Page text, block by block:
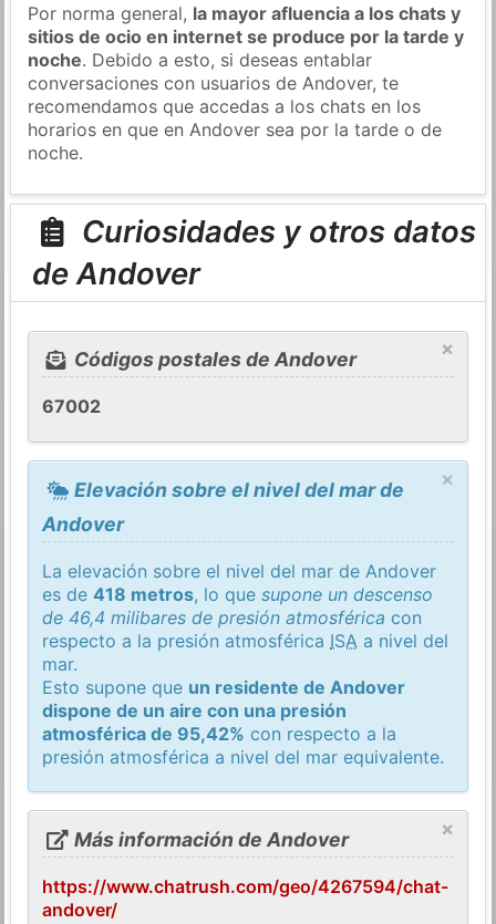
Por norma general, la mayor afluencia a los chats y
sitios de ocio en internet se produce por la tarde y
noche. Debido a esto, si deseas entablar
conversaciones con usuarios de Andover, te
recomendamos que accedas a los chats en los
horarios en que en Andover sea por la tarde o de
noche.
Curiosidades y otros datos
de Andover
×
Códigos postales de Andover
67002
×
Elevación sobre el nivel del mar de
Andover
La elevación sobre el nivel del mar de Andover
es de418 metros, lo quesupone un descenso
de 46,4 milibares de presión atmosférica con
respecto a la presión atmosférica ISA a nivel del
mar.
Esto supone que un residente de Andover
dispone de un aire con una presión
atmosférica de 95,42% con respecto a la
presión atmosférica a nivel del mar equivalente.
×
Más información de Andover
https://www.chatrush.com/geo/4267594/chat-
andover/